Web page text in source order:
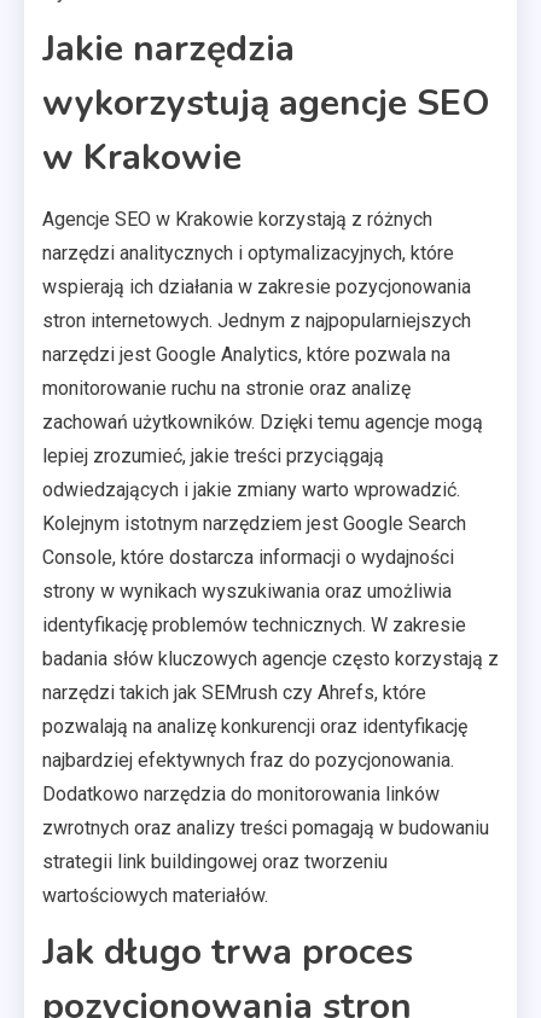
Jakie narzędzia
wykorzystują agencje SEO
w Krakowie
Agencje SEO w Krakowie korzystają z różnych
narzędzi analitycznych i optymalizacyjnych, które
wspierają ich działania w zakresie pozycjonowania
stron internetowych. Jednym z najpopularniejszych
narzędzi jest Google Analytics, które pozwala na
monitorowanie ruchu na stronie oraz analizę
zachowań użytkowników. Dzięki temu agencje mogą
lepiej zrozumieć, jakie treści przyciągają
odwiedzających i jakie zmiany warto wprowadzić.
Kolejnym istotnym narzędziem jest Google Search
Console, które dostarcza informacji o wydajności
strony w wynikach wyszukiwania oraz umożliwia
identyfikację problemów technicznych. W zakresie
badania słów kluczowych agencje często korzystają z
narzędzi takich jak SEMrush czy Ahrefs, które
pozwalają na analizę konkurencji oraz identyfikację
najbardziej efektywnych fraz do pozycjonowania.
Dodatkowo narzędzia do monitorowania linków
zwrotnych oraz analizy treści pomagają w budowaniu
strategii link buildingowej oraz tworzeniu
wartościowych materiałów.
Jak długo trwa proces
pozycjonowania stron